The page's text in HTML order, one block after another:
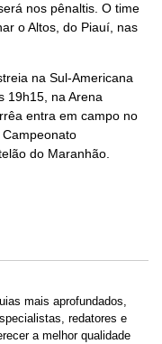
nos pênaltis. O time
o Altos, do Piauí, nas
na Sul-Americana
19h15, na Arena
entra em campo no
do Maranhão.
mais aprofundados,
redatores e
a melhor qualidade